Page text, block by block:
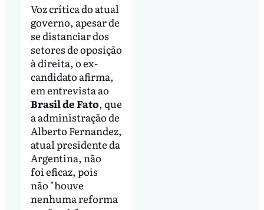
Voz crítica do atual
governo, apesar de
se distanciar dos
setores de oposição
à direita, o ex-
candidato afirma,
em entrevista ao
Brasil de Fato, que
a administração de
Alberto Fernandez,
atual presidente da
Argentina, não
foi eficaz, pois
não "houve
nenhuma reforma